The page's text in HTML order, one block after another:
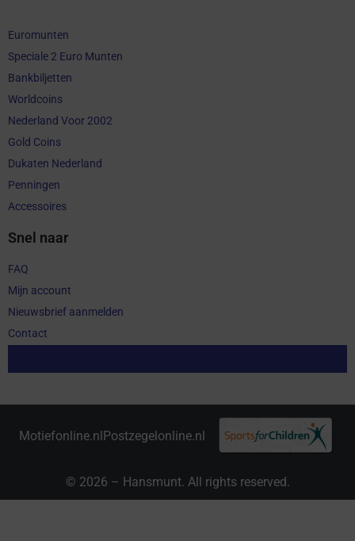
Euromunten
Speciale 2 Euro Munten
Bankbiljetten
Worldcoins
Nederland Voor 2002
Gold Coins
Dukaten Nederland
Penningen
Accessoires
Snel naar
FAQ
Mijn account
Nieuwsbrief aanmelden
Contact
Motiefonline.nlPostzegelonline.nl
© 2026 – Hansmunt. All rights reserved.